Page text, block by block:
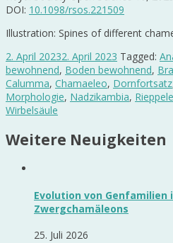
DOI: 10.1098/rsos.221509
Illustration: Spines of different
2. April 20232. April 2023 Tagged:
bewohnend, Boden bewohnend,
Calumma, Chamaeleo, Dornfortsatz
Morphologie, Nadzikambia,
Wirbelsäule
Weitere Neuigkeiten
Evolution von
Zwergchamäleons
25. Juli 2026